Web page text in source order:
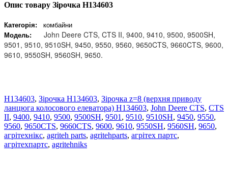
Опис товару Зірочка H134603
Категорія:
комбайни
Модель: John Deere CTS, CTS II, 9400, 9410, 9500, 9500SH,
9501, 9510, 9510SH, 9450, 9550, 9560, 9650CTS, 9660CTS, 9600,
9610, 9550SH, 9560SH, 9650.
H134603, Зірочка H134603, Зірочка z=8 (верхня приводу
ланцюга колосового елеватора) H134603, John Deere CTS, CTS
II, 9400, 9410, 9500, 9500SH, 9501, 9510, 9510SH, 9450, 9550,
9560, 9650CTS, 9660CTS, 9600, 9610, 9550SH, 9560SH, 9650,
агрітехнікс, agriteh parts, agritehparts, агрітех партс,
агрітехпартс, agritehniks